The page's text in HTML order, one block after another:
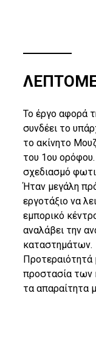
Το έργο αφορά
συνδέει το
το ακίνητο
του 1ου ορόφου.
σχεδιασμό
Ήταν μεγάλη
εργοτάξιο να
εμπορικό
αναλάβει την
καταστημάτων.
Προτεραιότητά
προστασία
τα απαραίτητα